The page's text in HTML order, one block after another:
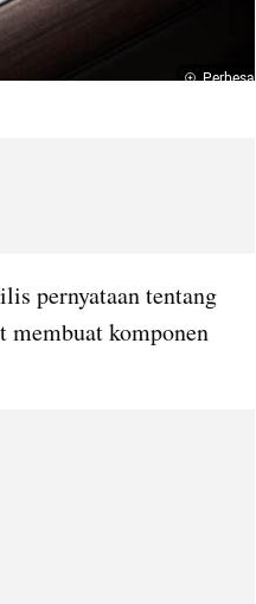
Perbesar
membuat komponen